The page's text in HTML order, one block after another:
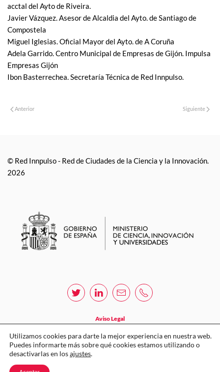
acctal del Ayto de Riveira.
Javier Vázquez. Asesor de Alcaldia del Ayto. de Santiago de
Compostela
Miguel Iglesias. Oficial Mayor del Ayto. de A Coruña
Adela Garrido. Centro Municipal de Empresas de Gijón. Impulsa
Empresas Gijón
Ibon Basterrechea. Secretaría Técnica de Red Innpulso.
Anterior Siguiente
© Red Innpulso - Red de Ciudades de la Ciencia y la Innovación.
2026
Aviso Legal
Política de privacidad
Política de cookies
Utilizamos cookies para darte la mejor experiencia en nuestra web.
Puedes informarte más sobre qué cookies estamos utilizando o
desactivarlas en losajustes.